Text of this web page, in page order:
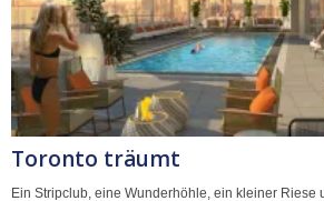
Toronto träumt
Ein Stripclub, eine Wunderhöhle, ein kleiner Riese